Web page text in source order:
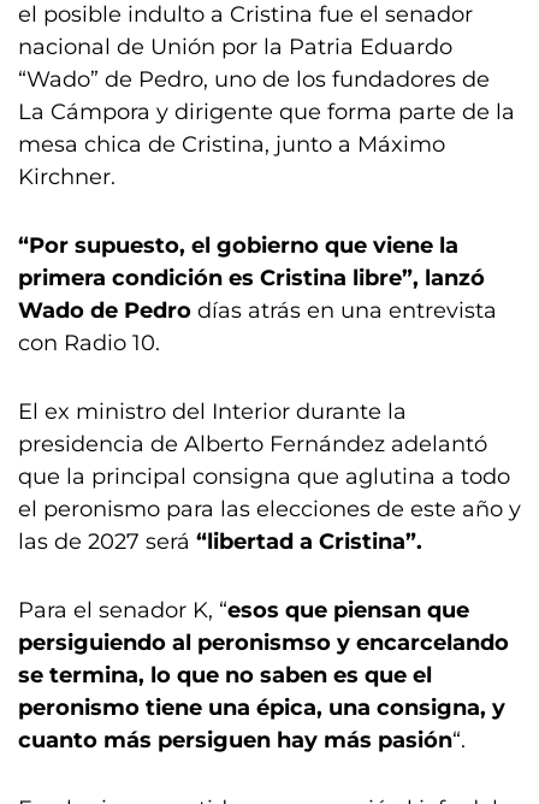
el posible indulto a Cristina fue el senador
nacional de Unión por la Patria Eduardo
“Wado” de Pedro, uno de los fundadores de
La Cámpora y dirigente que forma parte de la
mesa chica de Cristina, junto a Máximo
Kirchner.
“Por supuesto, el gobierno que viene la
primera condición es Cristina libre”, lanzó
Wado de Pedro días atrás en una entrevista
con Radio 10.
El ex ministro del Interior durante la
presidencia de Alberto Fernández adelantó
que la principal consigna que aglutina a todo
el peronismo para las elecciones de este año y
las de 2027 será “libertad a Cristina”.
Para el senador K, “esos que piensan que
persiguiendo al peronismso y encarcelando
se termina, lo que no saben es que el
peronismo tiene una épica, una consigna, y
cuanto más persiguen hay más pasión“.